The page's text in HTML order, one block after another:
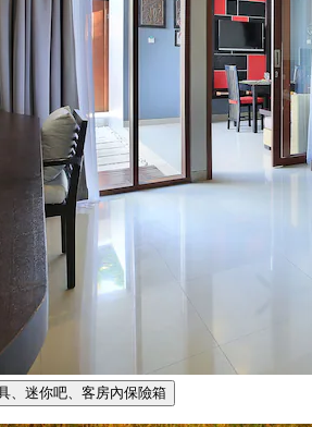
、迷你吧、客房內保險箱